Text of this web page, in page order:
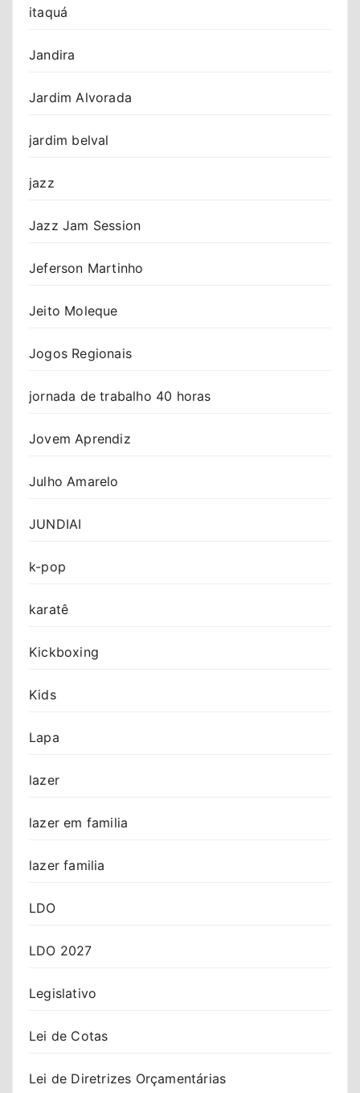
itaquá
Jandira
Jardim Alvorada
jardim belval
jazz
Jazz Jam Session
Jeferson Martinho
Jeito Moleque
Jogos Regionais
jornada de trabalho 40 horas
Jovem Aprendiz
Julho Amarelo
JUNDIAI
k-pop
karatê
Kickboxing
Kids
Lapa
lazer
lazer em familia
lazer familia
LDO
LDO 2027
Legislativo
Lei de Cotas
Lei de Diretrizes Orçamentárias